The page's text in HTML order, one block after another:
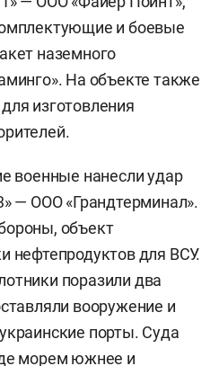
и боевые
наземного
На объекте также
изготовления
военные нанесли удар
— ООО «Грандтерминал».
объект
нефтепродуктов для ВСУ.
поразили два
вооружение и
порты. Суда
морем южнее и